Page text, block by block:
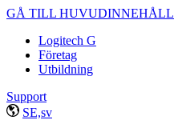
GÅ TILL HUVUDINNEHÅLL
Logitech G
Företag
Utbildning
Support
SE,sv